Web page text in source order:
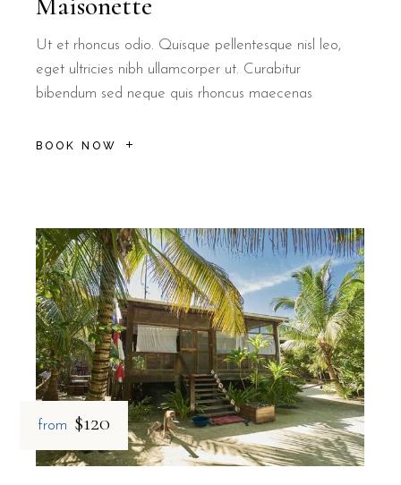
Ut et rhoncus odio. Quisque pellentesque nisl leo,
eget ultricies nibh ullamcorper ut. Curabitur
bibendum sed neque quis rhoncus maecenas
BOOK NOW
from $120